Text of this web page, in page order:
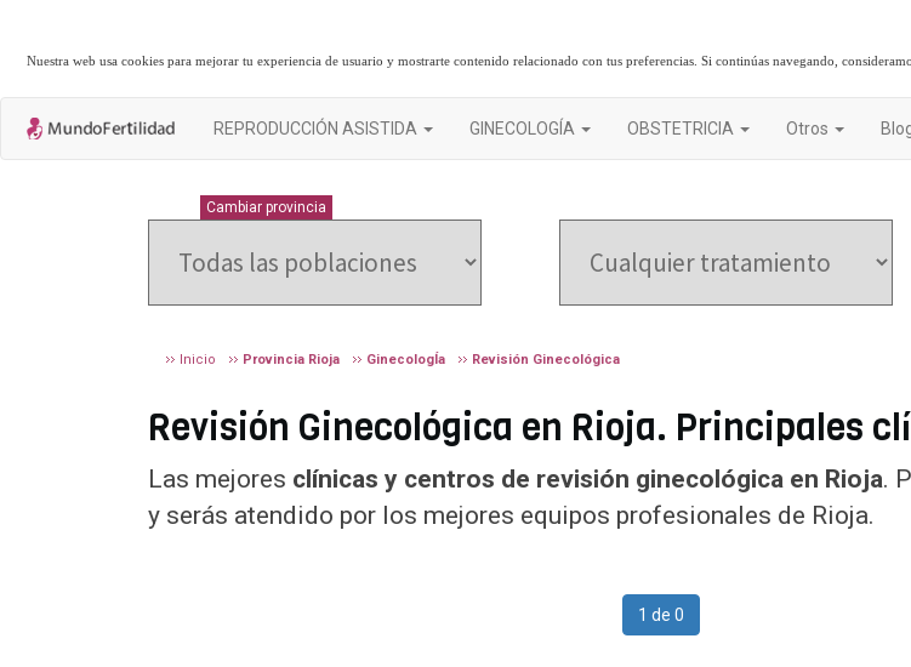
Nuestra web usa cookies para mejorar tu experiencia de usuario y mostrarte contenido relacionado con tus preferencias. Si continúas navegando,
REPRODUCCIÓN ASISTIDA GINECOLOGÍA OBSTETRICIA Otros
Cambiar provincia
Inicio Provincia Rioja GinecologÍa Revisión Ginecológica
Revisión Ginecológica en Rioja. Principales
Las mejores clínicas y centros de revisión ginecológica en Rioja.
y serás atendido por los mejores equipos profesionales de Rioja.
1 de 0